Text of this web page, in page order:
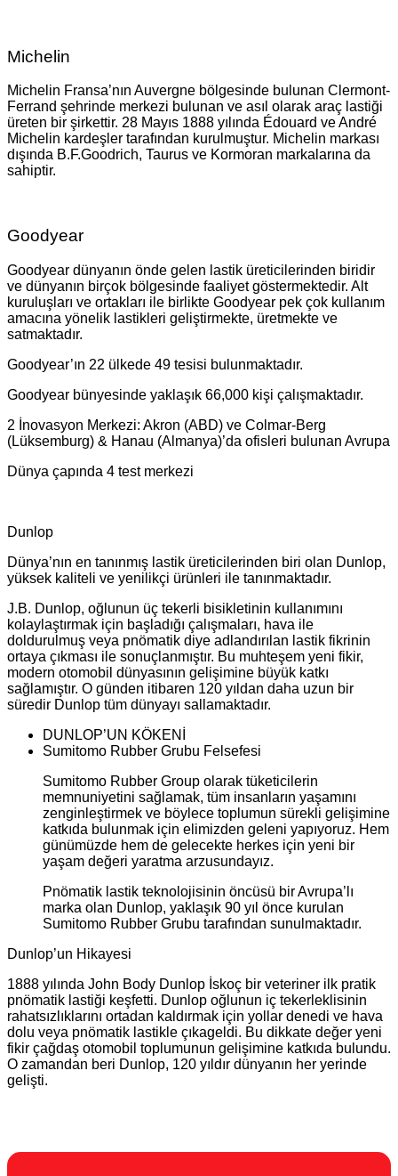
Michelin
Michelin Fransa’nın Auvergne bölgesinde bulunan Clermont-
Ferrand şehrinde merkezi bulunan ve asıl olarak araç lastiği
üreten bir şirkettir. 28 Mayıs 1888 yılında Édouard ve André
Michelin kardeşler tarafından kurulmuştur. Michelin markası
dışında B.F.Goodrich, Taurus ve Kormoran markalarına da
sahiptir.
Goodyear
Goodyear dünyanın önde gelen lastik üreticilerinden biridir
ve dünyanın birçok bölgesinde faaliyet göstermektedir. Alt
kuruluşları ve ortakları ile birlikte Goodyear pek çok kullanım
amacına yönelik lastikleri geliştirmekte, üretmekte ve
satmaktadır.
Goodyear’ın 22 ülkede 49 tesisi bulunmaktadır.
Goodyear bünyesinde yaklaşık 66,000 kişi çalışmaktadır.
2 İnovasyon Merkezi: Akron (ABD) ve Colmar-Berg
(Lüksemburg) & Hanau (Almanya)’da ofisleri bulunan Avrupa
Dünya çapında 4 test merkezi
Dunlop
Dünya’nın en tanınmış lastik üreticilerinden biri olan Dunlop,
yüksek kaliteli ve yenilikçi ürünleri ile tanınmaktadır.
J.B. Dunlop, oğlunun üç tekerli bisikletinin kullanımını
kolaylaştırmak için başladığı çalışmaları, hava ile
doldurulmuş veya pnömatik diye adlandırılan lastik fikrinin
ortaya çıkması ile sonuçlanmıştır. Bu muhteşem yeni fikir,
modern otomobil dünyasının gelişimine büyük katkı
sağlamıştır. O günden itibaren 120 yıldan daha uzun bir
süredir Dunlop tüm dünyayı sallamaktadır.
DUNLOP’UN KÖKENİ
Sumitomo Rubber Grubu Felsefesi
Sumitomo Rubber Group olarak tüketicilerin
memnuniyetini sağlamak, tüm insanların yaşamını
zenginleştirmek ve böylece toplumun sürekli gelişimine
katkıda bulunmak için elimizden geleni yapıyoruz. Hem
günümüzde hem de gelecekte herkes için yeni bir
yaşam değeri yaratma arzusundayız.
Pnömatik lastik teknolojisinin öncüsü bir Avrupa’lı
marka olan Dunlop, yaklaşık 90 yıl önce kurulan
Sumitomo Rubber Grubu tarafından sunulmaktadır.
Dunlop’un Hikayesi
1888 yılında John Body Dunlop İskoç bir veteriner ilk pratik
pnömatik lastiği keşfetti. Dunlop oğlunun iç tekerleklisinin
rahatsızlıklarını ortadan kaldırmak için yollar denedi ve hava
dolu veya pnömatik lastikle çıkageldi. Bu dikkate değer yeni
fikir çağdaş otomobil toplumunun gelişimine katkıda bulundu.
O zamandan beri Dunlop, 120 yıldır dünyanın her yerinde
gelişti.